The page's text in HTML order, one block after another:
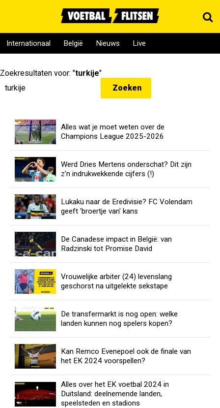
Internationaal België Nieuws Live
Zoekresultaten voor: "turkije"
Alles wat je moet weten over de
Champions League 2025-2026
Werd Dries Mertens onderschat? Dit zijn
z'n indrukwekkende cijfers (!)
Lukaku naar de Eredivisie? FC Volendam
geeft 'broertje van' kans
De Canadese impact in België: van
Radzinski tot Promise David
Vrouwelijke arbiter (24) levenslang
geschorst na uitgelekte sekstape
De transfermarkt is nog open: welke
landen kunnen nog spelers kopen?
Kan Remco Evenepoel ook de finale van
het EK 2024 voorspellen?
Alles over het EK voetbal 2024 in
Duitsland: deelnemende landen,
speelsteden en stadions